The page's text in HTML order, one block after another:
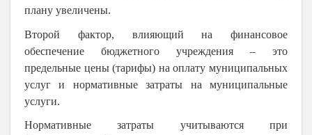
плану увеличены.
Второй фактор, влияющий на финансовое
обеспечение бюджетного учреждения – это
предельные цены (тарифы) на оплату муниципальных
услуг и нормативные затраты на муниципальные
услуги.
Нормативные затраты учитываются при